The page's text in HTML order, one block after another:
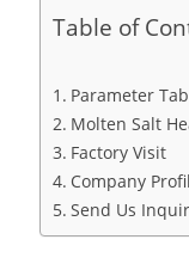
Table of
Parameter
Molten Salt
Factory Visit
Company
Send Us